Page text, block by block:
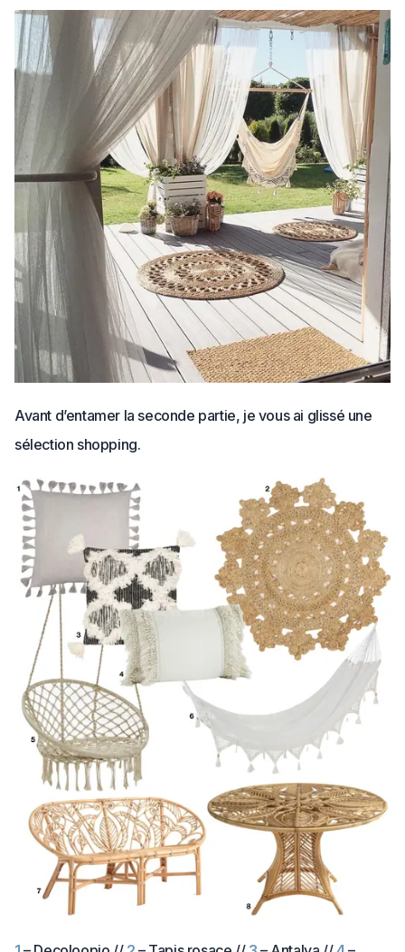
Avant d’entamer la seconde partie, je vous ai glissé une
sélection shopping.